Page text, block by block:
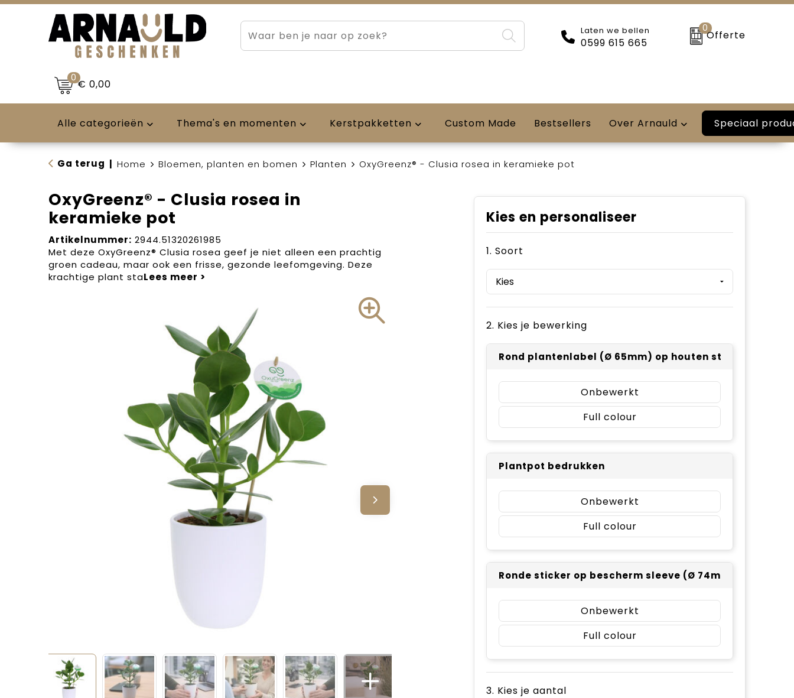
Laten we bellen
0599 615 665
0
Offerte
0€ 0,00
Alle categorieën Thema's en momenten Kerstpakketten Custom Made Bestsellers Over Arnauld Speciaal
Ga terug Home Bloemen, planten en bomen Planten OxyGreenz® - Clusia rosea in keramieke pot
OxyGreenz® - Clusia rosea in
keramieke pot
Artikelnummer: 2944.51320261985
Met deze OxyGreenz® Clusia rosea geef je niet alleen een prachtig
groen cadeau, maar ook een frisse, gezonde leefomgeving. Deze
krachtige plant sta
Kies en personaliseer
1. Soort
2. Kies je bewerking
Rond plantenlabel (Ø 65mm) op houten stokje - full
Onbewerkt
Full colour
Plantpot bedrukken
Onbewerkt
Full colour
Ronde sticker op bescherm sleeve (Ø 74mm) - full
Onbewerkt
Full colour
3. Kies je aantal